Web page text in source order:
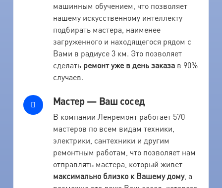
машинным обучением, что позволяет
нашему искусственному интеллекту
подбирать мастера, наименее
загруженного и находящегося рядом с
Вами в радиусе 3 км. Это позволяет
сделать ремонт уже в день заказав 90%
случаев.
Мастер — Ваш сосед
В компании Ленремонт работает 570
мастеров по всем видам техники,
электрики, сантехники и другим
ремонтным работам, что позволяет нам
отправлять мастера, который живет
максимально близко к Вашему дому, а